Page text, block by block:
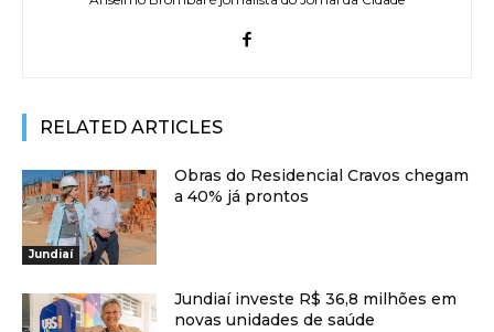
RELATED ARTICLES
Jundiaí
Obras do Residencial Cravos chegam
a 40% já prontos
Jundiaí investe R$ 36,8 milhões em
novas unidades de saúde